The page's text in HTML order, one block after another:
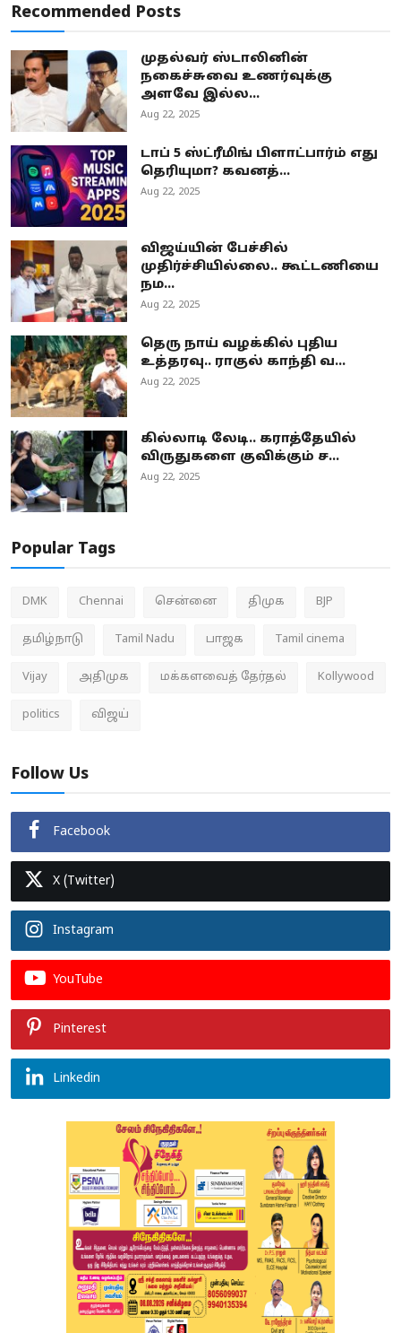
Recommended Posts
முதல்வர் ஸ்டாலினின்
நகைச்சுவை உணர்வுக்கு
அளவே இல்ல...
Aug 22, 2025
டாப் 5 ஸ்ட்ரீமிங் பிளாட்பார்ம் எது
தெரியுமா? கவனத்...
Aug 22, 2025
விஜய்யின் பேச்சில்
முதிர்ச்சியில்லை.. கூட்டணியை
நம...
Aug 22, 2025
தெரு நாய் வழக்கில் புதிய
உத்தரவு.. ராகுல் காந்தி வ...
Aug 22, 2025
கில்லாடி லேடி.. கராத்தேயில்
விருதுகளை குவிக்கும் ச...
Aug 22, 2025
Popular Tags
DMK Chennai சென்னை திமுக BJP
தமிழ்நாடு Tamil Nadu பாஜக Tamil cinema
Vijay அதிமுக மக்களவைத் தேர்தல் Kollywood
politics விஜய்
Follow Us
Facebook
X (Twitter)
Instagram
YouTube
Pinterest
Linkedin